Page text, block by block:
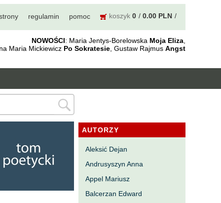
regulamin pomoc koszyk 0 0.00 PLN
NOWOŚCI: Maria Jentys-Borelowska Moja Eliza
Maria Mickiewicz Po Sokratesie , Gustaw Rajmus Angst
AUTORZY
Aleksić Dejan
Andrusyszyn Anna
Appel Mariusz
Balcerzan Edward